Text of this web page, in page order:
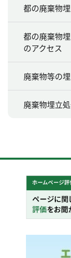
都の廃棄物
都の廃棄物
のアクセス
廃棄物等の
廃棄物埋立